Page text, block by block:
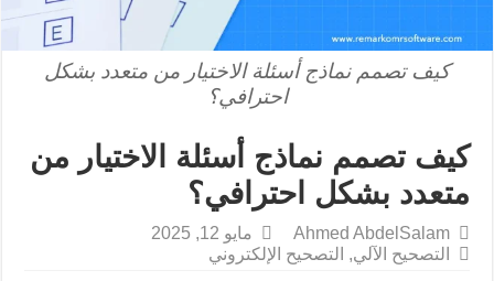
كيف تصمم نماذج أسئلة الاختيار من متعدد بشكل
احترافي؟
كيف تصمم نماذج أسئلة الاختيار من
متعدد بشكل احترافي؟
Ahmed AbdelSalam
مايو 12, 2025
التصحيح الآلي, التصحيح الإلكتروني